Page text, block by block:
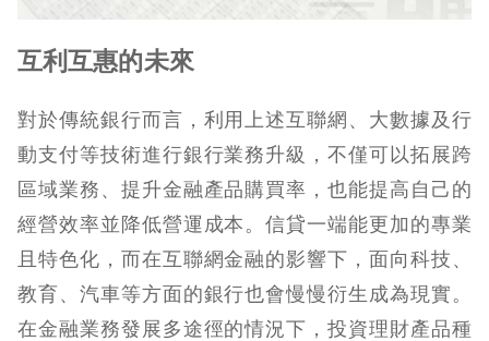
互利互惠的未來
對於傳統銀行而言，利用上述互聯網、大數據及行
動支付等技術進行銀行業務升級，不僅可以拓展跨
區域業務、提升金融產品購買率，也能提高自己的
經營效率並降低營運成本。信貸一端能更加的專業
且特色化，而在互聯網金融的影響下，面向科技、
教育、汽車等方面的銀行也會慢慢衍生成為現實。
在金融業務發展多途徑的情況下，投資理財產品種